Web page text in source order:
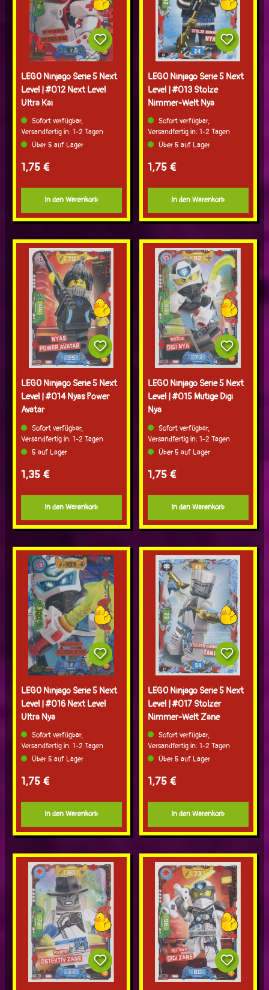
LEGO Ninjago Serie 5 Next
Level | #012 Next Level
Ultra Kai
Sofort verfügbar,
Versandfertig in: 1-2 Tagen
Über 5 auf Lager
Regulärer Preis:
1,75 €
In den Warenkorb
LEGO Ninjago Serie 5 Next
Level | #013 Stolze
Nimmer-Welt Nya
Sofort verfügbar,
Versandfertig in: 1-2 Tagen
Über 5 auf Lager
Regulärer Preis:
1,75 €
In den Warenkorb
LEGO Ninjago Serie 5 Next
Level | #014 Nyas Power
Avatar
Sofort verfügbar,
Versandfertig in: 1-2 Tagen
5 auf Lager
Regulärer Preis:
1,35 €
In den Warenkorb
LEGO Ninjago Serie 5 Next
Level | #015 Mutige Digi
Nya
Sofort verfügbar,
Versandfertig in: 1-2 Tagen
Über 5 auf Lager
Regulärer Preis:
1,75 €
In den Warenkorb
LEGO Ninjago Serie 5 Next
Level | #016 Next Level
Ultra Nya
Sofort verfügbar,
Versandfertig in: 1-2 Tagen
Über 5 auf Lager
Regulärer Preis:
1,75 €
In den Warenkorb
LEGO Ninjago Serie 5 Next
Level | #017 Stolzer
Nimmer-Welt Zane
Sofort verfügbar,
Versandfertig in: 1-2 Tagen
Über 5 auf Lager
Regulärer Preis:
1,75 €
In den Warenkorb